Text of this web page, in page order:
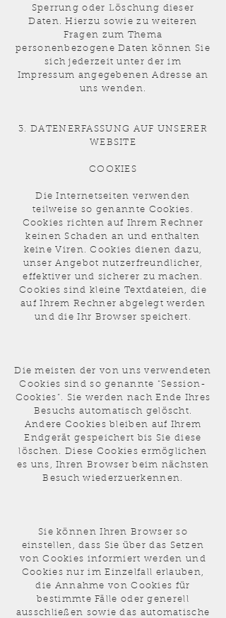
Sperrung oder Löschung dieser
Daten. Hierzu sowie zu weiteren
Fragen zum Thema
personenbezogene Daten können Sie
sich jederzeit unter der im
Impressum angegebenen Adresse an
uns wenden.
3. DATENERFASSUNG AUF UNSERER
WEBSITE
COOKIES
Die Internetseiten verwenden
teilweise so genannte Cookies.
Cookies richten auf Ihrem Rechner
keinen Schaden an und enthalten
keine Viren. Cookies dienen dazu,
unser Angebot nutzerfreundlicher,
effektiver und sicherer zu machen.
Cookies sind kleine Textdateien, die
auf Ihrem Rechner abgelegt werden
und die Ihr Browser speichert.
Die meisten der von uns verwendeten
Cookies sind so genannte “Session-
Cookies”. Sie werden nach Ende Ihres
Besuchs automatisch gelöscht.
Andere Cookies bleiben auf Ihrem
Endgerät gespeichert bis Sie diese
löschen. Diese Cookies ermöglichen
es uns, Ihren Browser beim nächsten
Besuch wiederzuerkennen.
Sie können Ihren Browser so
einstellen, dass Sie über das Setzen
von Cookies informiert werden und
Cookies nur im Einzelfall erlauben,
die Annahme von Cookies für
bestimmte Fälle oder generell
ausschließen sowie das automatische